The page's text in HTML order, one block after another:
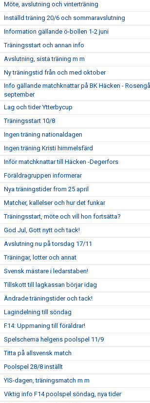
Möte, avslutning och vinterträning
Inställd träning 20/6 och sommaravslutning
Information gällande ö-bollen 1-2 juni
Träningsstart och annan info
Avslutning, sista träning m m
Ny träningstid från och med oktober
Info gällande matchknattar på BK Häcken -
september
Lag och tider Ytterbycup
Träningsstart 10/8
Ingen träning nationaldagen
Ingen träning Kristi himmelsfärd
Inför matchknattar till Häcken -Degerfors
Föräldragruppen informerar
Nya träningstider from 25 april
Matcher, kallelser och hur det funkar
Träningsstart, möte och vill hon fortsätta?
God Jul, Gott nytt och tack!
Avslutning nu på torsdag 17/11
Träningar, lotter och annat
Svensk mästare i ledarstaben!
Tillskott till lagkassan börjar idag
Ändrade träningstider och tack!
Lagindelning till söndag
F14: Uppmaning till föräldrar!
Spelschema helgens poolspel 11/9
Titta på allsvensk match
Poolspel 28/8 inställt
YIS-dagen, träningsmatch m m
Viktig info F14 poolspel söndag, nya tider